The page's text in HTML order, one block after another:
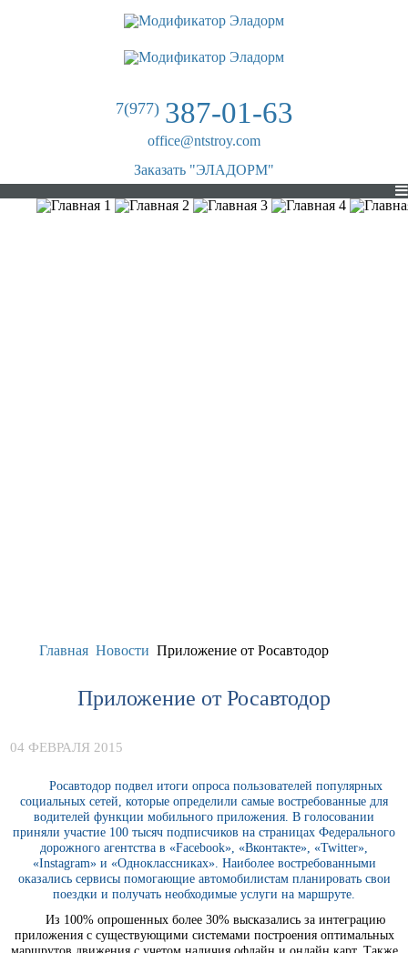
7(977) 387-01-63
office@ntstroy.com
Заказать "ЭЛАДОРМ"
Главная Новости Приложение от Росавтодор
Приложение от Росавтодор
04 ФЕВРАЛЯ 2015
Росавтодор подвел итоги опроса пользователей популярных
социальных сетей, которые определили самые востребованные для
водителей функции мобильного приложения. В голосовании
приняли участие 100 тысяч подписчиков на страницах Федерального
дорожного агентства в «Facebook», «Вконтакте», «Twitter»,
«Instagram» и «Одноклассниках». Наиболее востребованными
оказались сервисы помогающие автомобилистам планировать свои
поездки и получать необходимые услуги на маршруте.
Из 100% опрошенных более 30% высказались за интеграцию
приложения с существующими системами построения оптимальных